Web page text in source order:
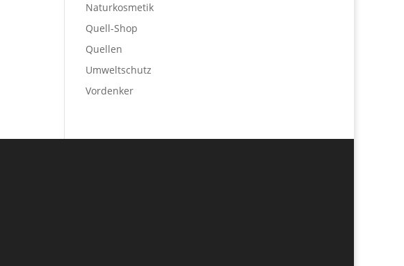
Naturkosmetik
Quell-Shop
Quellen
Umweltschutz
Vordenker